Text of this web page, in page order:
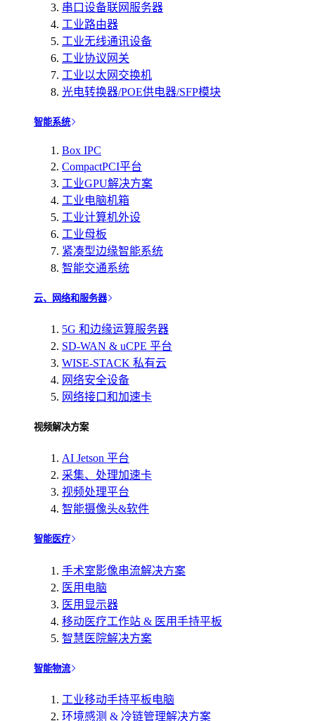
串口设备联网服务器
工业路由器
工业无线通讯设备
工业协议网关
工业以太网交换机
光电转换器/POE供电器/SFP模块
智能系统
Box IPC
CompactPCI平台
工业GPU解决方案
工业电脑机箱
工业计算机外设
工业母板
紧凑型边缘智能系统
智能交通系统
云、网络和服务器
5G 和边缘运算服务器
SD-WAN & uCPE 平台
WISE-STACK 私有云
网络安全设备
网络接口和加速卡
视频解决方案
AI Jetson 平台
采集、处理加速卡
视频处理平台
智能摄像头&软件
智能医疗
手术室影像串流解决方案
医用电脑
医用显示器
移动医疗工作站 & 医用手持平板
智慧医院解决方案
智能物流
工业移动手持平板电脑
环境感测 & 冷链管理解决方案